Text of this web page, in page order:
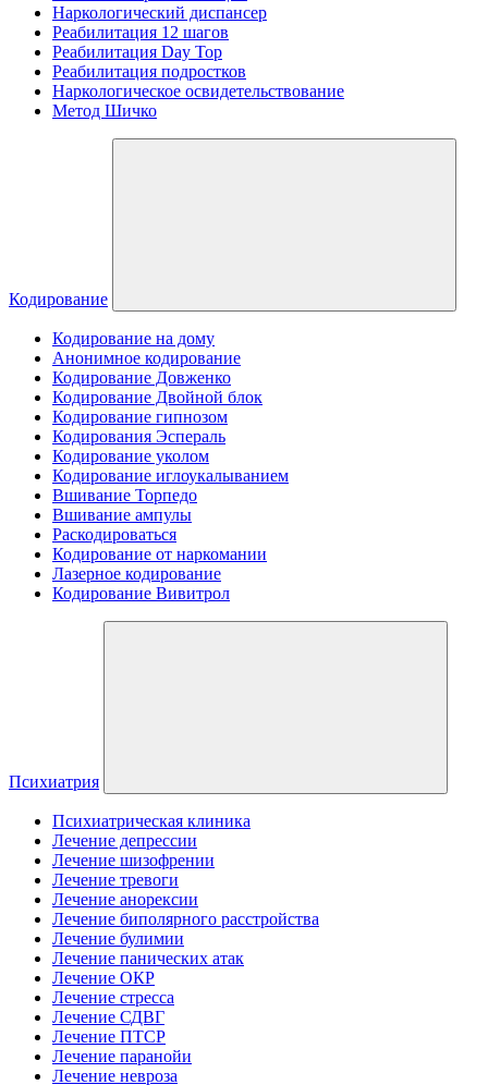
Наркологический диспансер
Реабилитация 12 шагов
Реабилитация Day Top
Реабилитация подростков
Наркологическое освидетельствование
Метод Шичко
Кодирование
Кодирование на дому
Анонимное кодирование
Кодирование Довженко
Кодирование Двойной блок
Кодирование гипнозом
Кодирования Эспераль
Кодирование уколом
Кодирование иглоукалыванием
Вшивание Торпедо
Вшивание ампулы
Раскодироваться
Кодирование от наркомании
Лазерное кодирование
Кодирование Вивитрол
Психиатрия
Психиатрическая клиника
Лечение депрессии
Лечение шизофрении
Лечение тревоги
Лечение анорексии
Лечение биполярного расстройства
Лечение булимии
Лечение панических атак
Лечение ОКР
Лечение стресса
Лечение СДВГ
Лечение ПТСР
Лечение паранойи
Лечение невроза